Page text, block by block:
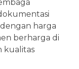
dengan harga
berharga di
kualitas